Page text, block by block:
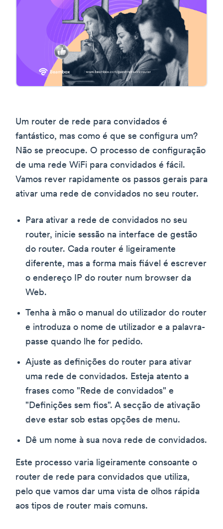
Um router de rede para convidados é
fantástico, mas como é que se configura um?
Não se preocupe. O processo de configuração
de uma rede WiFi para convidados é fácil.
Vamos rever rapidamente os passos gerais para
ativar uma rede de convidados no seu router.
Para ativar a rede de convidados no seu
router, inicie sessão na interface de gestão
do router. Cada router é ligeiramente
diferente, mas a forma mais fiável é escrever
o endereço IP do router num browser da
Web.
Tenha à mão o manual do utilizador do router
e introduza o nome de utilizador e a palavra-
passe quando lhe for pedido.
Ajuste as definições do router para ativar
uma rede de convidados. Esteja atento a
frases como "Rede de convidados" e
"Definições sem fios". A secção de ativação
deve estar sob estas opções de menu.
Dê um nome à sua nova rede de convidados.
Este processo varia ligeiramente consoante o
router de rede para convidados que utiliza,
pelo que vamos dar uma vista de olhos rápida
aos tipos de router mais comuns.